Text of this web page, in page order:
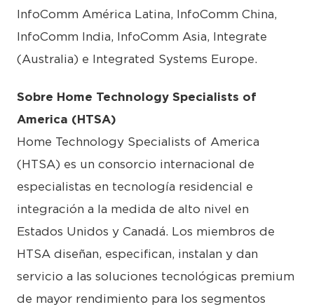
InfoComm América Latina, InfoComm China,
InfoComm India, InfoComm Asia, Integrate
(Australia) e Integrated Systems Europe.
Sobre Home Technology Specialists of
America (HTSA)
Home Technology Specialists of America
(HTSA) es un consorcio internacional de
especialistas en tecnología residencial e
integración a la medida de alto nivel en
Estados Unidos y Canadá. Los miembros de
HTSA diseñan, especifican, instalan y dan
servicio a las soluciones tecnológicas premium
de mayor rendimiento para los segmentos